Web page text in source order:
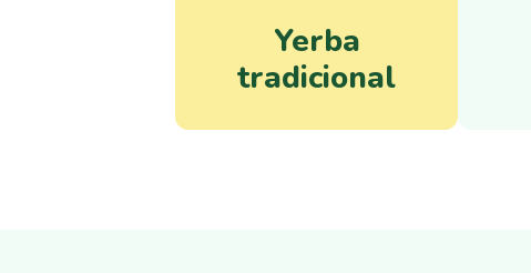
Yerba
tradicional